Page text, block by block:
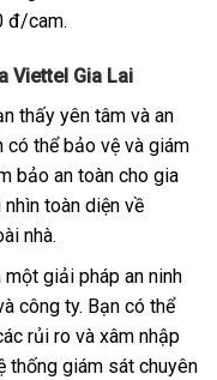
đ/cam.
Viettel Gia Lai
thấy yên tâm và an
có thể bảo vệ và giám
bảo an toàn cho gia
toàn diện về
nhà.
một giải pháp an ninh
công ty. Bạn có thể
rủi ro và xâm nhập
thống giám sát chuyên